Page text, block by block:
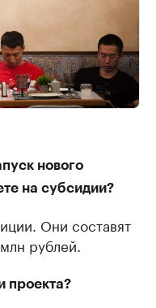
нового
на субсидии?
Они составят
рублей.
проекта?